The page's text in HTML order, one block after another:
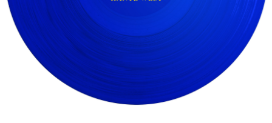
I MIEI PREFERITI
SHOP